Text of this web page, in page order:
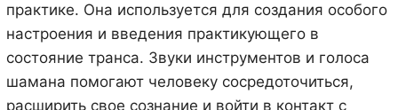
практике. Она используется для создания особого
настроения и введения практикующего в
состояние транса. Звуки инструментов и голоса
шамана помогают человеку сосредоточиться,
расширить свое сознание и войти в контакт с